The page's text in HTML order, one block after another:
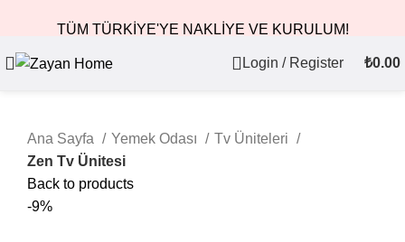
TÜM TÜRKİYE'YE NAKLİYE VE KURULUM!
Login / Register ₺0.00
Ana Sayfa Yemek Odası
Tv Üniteleri
Zen Tv Ünitesi
Back to products
-9%